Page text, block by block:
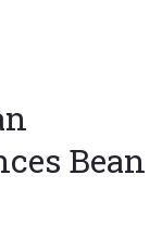
Bean